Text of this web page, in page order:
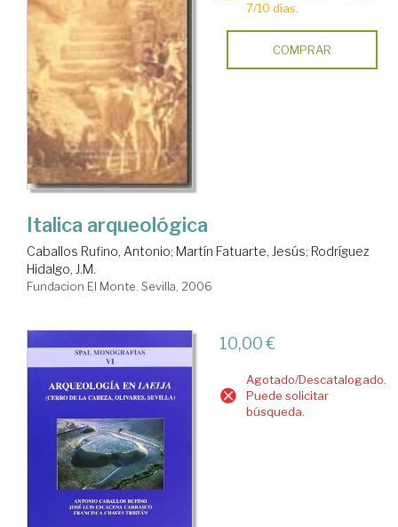
7/10 días.
COMPRAR
Italica arqueológica
Caballos Rufino, Antonio; Martín Fatuarte, Jesús; Rodríguez
Hidalgo, J.M.
Fundacion El Monte. Sevilla, 2006
10,00 €
Agotado/Descatalogado.
Puede solicitar
búsqueda.